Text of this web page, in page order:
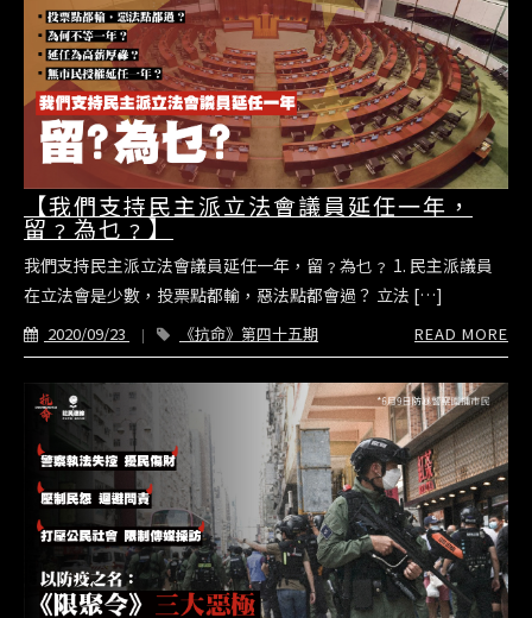
【我們支持民主派立法會議員延任一年，
留﹖為乜﹖】
我們支持民主派立法會議員延任一年，留﹖為乜﹖ 1. 民主派議員
在立法會是少數，投票點都輸，惡法點都會過？ 立法 […]
2020/09/23 《抗命》第四十五期 READ MORE